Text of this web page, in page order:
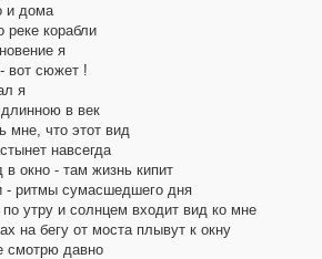
и дома
корабли
я
вот сюжет !
я
в век
мне, что этот вид
навсегда
в окно - там жизнь кипит
ритмы сумасшедшего дня
утру и солнцем входит вид ко мне
на бегу от моста плывут к окну
смотрю давно